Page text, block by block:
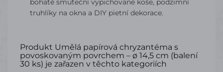
bohaté smuteční vypichované koše, podzimní
truhlíky na okna a DIY pietní dekorace.
Produkt Umělá papírová chryzantéma s
povoskovaným povrchem – ø 14,5 cm (balení
30 ks) je zařazen v těchto kategoriích